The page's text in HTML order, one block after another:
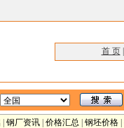
首 页|
钢厂资讯 价格汇总 钢坯价格